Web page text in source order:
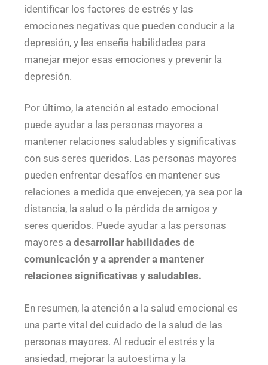
identificar los factores de estrés y las
emociones negativas que pueden conducir a la
depresión, y les enseña habilidades para
manejar mejor esas emociones y prevenir la
depresión.
Por último, la atención al estado emocional
puede ayudar a las personas mayores a
mantener relaciones saludables y significativas
con sus seres queridos. Las personas mayores
pueden enfrentar desafíos en mantener sus
relaciones a medida que envejecen, ya sea por la
distancia, la salud o la pérdida de amigos y
seres queridos. Puede ayudar a las personas
mayores a desarrollar habilidades de
comunicación y a aprender a mantener
relaciones significativas y saludables.
En resumen, la atención a la salud emocional es
una parte vital del cuidado de la salud de las
personas mayores. Al reducir el estrés y la
ansiedad, mejorar la autoestima y la